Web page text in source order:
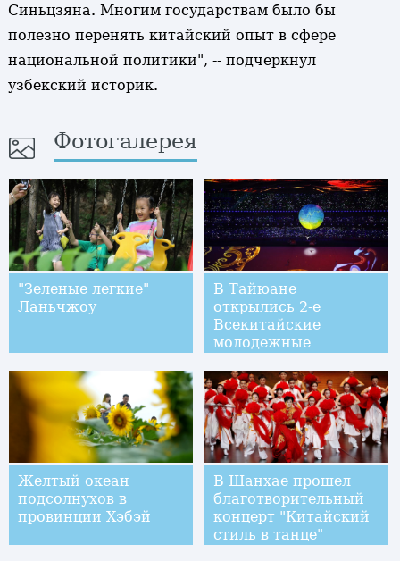
Синьцзяна. Многим государствам было бы
полезно перенять китайский опыт в сфере
национальной политики", -- подчеркнул
узбекский историк.
Фотогалерея
"Зеленые легкие"
Ланьчжоу
В Тайюане
открылись 2-е
Всекитайские
молодежные
Желтый океан
подсолнухов в
провинции Хэбэй
В Шанхае прошел
благотворительный
концерт "Китайский
стиль в танце"